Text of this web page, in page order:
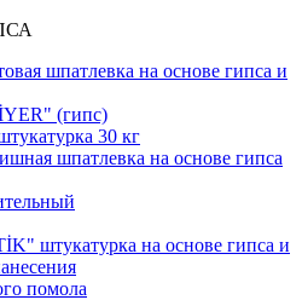
шпатлевка на основе гипса и
(гипс)
30 кг
шпатлевка на основе гипса
штукатурка на основе гипса и
помола